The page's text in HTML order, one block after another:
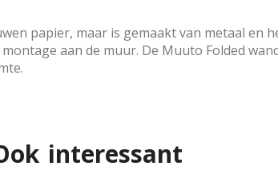
papier, maar is gemaakt van metaal en
aan de muur. De Muuto Folded
interessant